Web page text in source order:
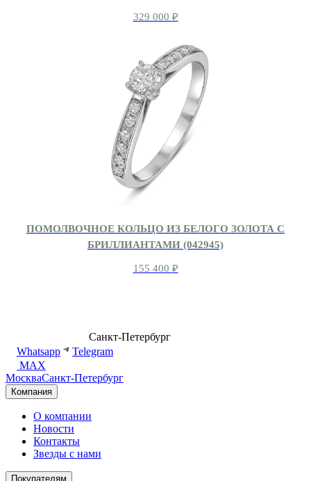
329 000 ₽
ПОМОЛВОЧНОЕ КОЛЬЦО ИЗ БЕЛОГО ЗОЛОТА С
БРИЛЛИАНТАМИ (042945)
155 400 ₽
Санкт-Петербург
Whatsapp
Telegram
MAX
МоскваСанкт-Петербург
Компания
О компании
Новости
Контакты
Звезды с нами
Покупателям